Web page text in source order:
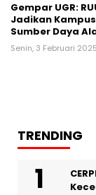
Gempar UGR:
Jadikan
Sumber Daya
Senin, 3 Februari
TRENDING